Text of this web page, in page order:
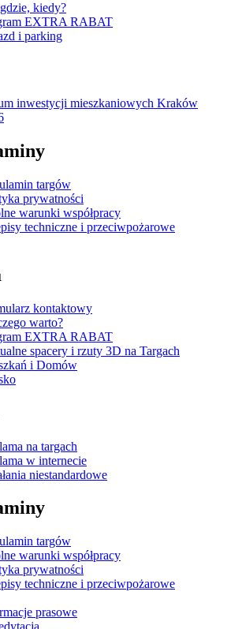
kiedy?
EXTRA RABAT
i parking
inwestycji mieszkaniowych Kraków
targów
prywatności
warunki współpracy
techniczne i przeciwpożarowe
kontaktowy
warto?
EXTRA RABAT
spacery i rzuty 3D na Targach
i Domów
na targach
w internecie
niestandardowe
targów
warunki współpracy
prywatności
techniczne i przeciwpożarowe
prasowe